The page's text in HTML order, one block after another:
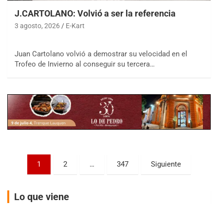
J.CARTOLANO: Volvió a ser la referencia
3 agosto, 2026 E-Kart
Juan Cartolano volvió a demostrar su velocidad en el
Trofeo de Invierno al conseguir su tercera…
Paginación
entradas
1 2 … 347 Siguiente
Lo que viene
COBERTURA ESPECIAL DE E-KART.COM.AR
08/09-AGO
IAME SERIES ARGENTINA 6
Baradero (Buenos Aires)
KDO - F6
Ciudad de Trenque Lauquen (Asfalto)
Trenque Lauquen (Buenos Aires)
Villaguay (Entre Ríos)
El Cerro (Tierra)